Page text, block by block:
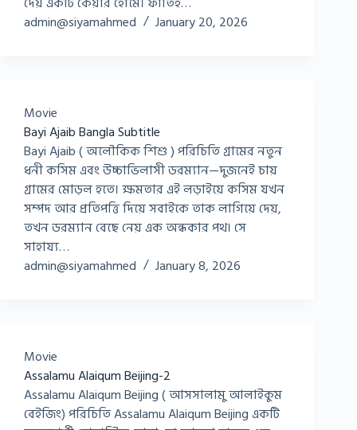
admin@siyamahmed
January 20, 2026
Movie
Bayi Ajaib Bangla Subtitle
Bayi Ajaib ( অলৌকিক শিশু ) পরিচিতি গ্রামের নতুন
ধনী কসিম এবং উচ্চাভিলাসী ডরম্যান—দুজনেই চায়
গ্রামের মোড়ল হতে। ক্ষমতার এই লড়াইয়ে কসিম যখন
সম্পদ আর প্রতিপত্তি দিয়ে সবাইকে তাক লাগিয়ে দেয়,
তখন ডরম্যান বেছে নেয় এক অন্ধকার পথ। সে
সাহায্য…
admin@siyamahmed
January 8, 2026
Movie
Assalamu Alaiqum Beijing-2
Assalamu Alaiqum Beijing ( আসসালামু আলাইকুম
বেইজিং) পরিচিতি Assalamu Alaiqum Beijing একটি